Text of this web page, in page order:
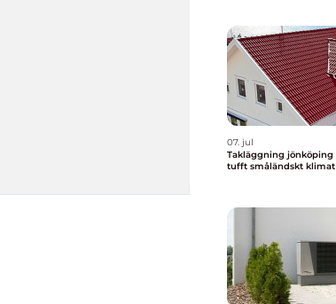
07. jul
Takläggning jönköping trygga tak i ett
tufft småländskt klimat